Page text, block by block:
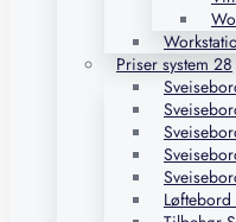
Priser system 28